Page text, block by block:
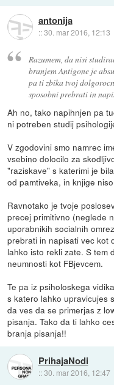
antonija
::30. mar 2016, 12:13
Razumem, da nisi
branjem Antigone je
pa ti zbika tvoj
sposobni prebrati in
Ah no, tako napihnjen pa
ni potreben studij
V zgodovini smo namrec
vsebino dolocilo za
"raziskave" s katerimi je
od pamtiveka, in knjige
Ravnotako je tvoje
precej primitivno (neglede
uporabnikih socialnih
prebrati in napisati vec kot
lahko isto rekli zate. S tem
neumnosti kot FBjevcem.
Te pa iz psiholoskega
s katero lahko upravicujes
da ves da se primerjas z
pisanja. Tako da ti lahko
branja pisanja!!
PrihajaNodi
::30. mar 2016, 12:47